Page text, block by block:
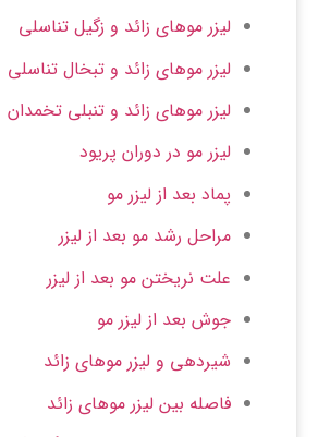
لیزر موهای زائد و زگیل تناسلی
لیزر موهای زائد و تبخال تناسلی
لیزر موهای زائد و تنبلی تخمدان
لیزر مو در دوران پریود
پماد بعد از لیزر مو
مراحل رشد مو بعد از لیزر
علت نریختن مو بعد از لیزر
جوش بعد از لیزر مو
شیردهی و لیزر موهای زائد
فاصله بین لیزر موهای زائد